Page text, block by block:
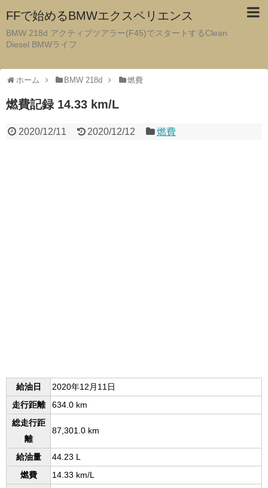
FFで始めるBMWエクスペリエンス
BMW 218d アクティブツアラー(F45)でスタートするClean
Diesel BMWライフ
ホーム BMW 218d 燃費
燃費記録 14.33 km/L
2020/12/11 2020/12/12 燃費
給油日
2020年12月11日
走行距離
634.0 km
総走行距
離
87,301.0 km
給油量
44.23 L
燃費
14.33 km/L